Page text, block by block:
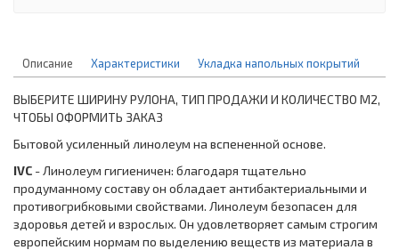
Описание Характеристики Укладка напольных покрытий
ВЫБЕРИТЕ ШИРИНУ РУЛОНА, ТИП ПРОДАЖИ И КОЛИЧЕСТВО М2,
ЧТОБЫ ОФОРМИТЬ ЗАКАЗ
Бытовой усиленный линолеум на вспененной основе.
IVC - Линолеум гигиеничен: благодаря тщательно
продуманному составу он обладает антибактериальными и
противогрибковыми свойствами. Линолеум безопасен для
здоровья детей и взрослых. Он удовлетворяет самым строгим
европейским нормам по выделению веществ из материала в